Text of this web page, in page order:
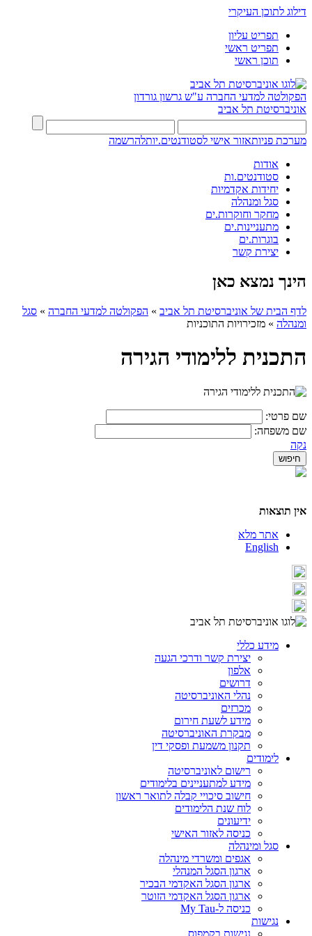
דילוג לתוכן העיקרי
תפריט עליון
תפריט ראשי
תוכן ראשי
הפקולטה למדעי החברה ע"ש גרשון גורדון
אוניברסיטת תל אביב
מערכת פניותאזור אישי לסטודנטים.יותלהרשמה
אודות
סטודנטים.ות
יחידות אקדמיות
סגל ומנהלה
מחקר וחוקרות.ים
מתעניינות.ים
בוגרות.ים
יצירת קשר
הינך נמצא כאן
לדף הבית של אוניברסיטת תל אביב » הפקולטה למדעי החברה » סגל
ומנהלה » מזכירויות התוכניות
התכנית ללימודי הגירה
שם פרטי:
שם משפחה:
נקה
אין תוצאות
אתר מלא
English
מידע כללי
יצירת קשר ודרכי הגעה
אלפון
דרושים
נהלי האוניברסיטה
מכרזים
מידע לשעת חירום
מבקרת האוניברסיטה
תקנון משמעת ופסקי דין
לימודים
רישום לאוניברסיטה
מידע למתעניינים בלימודים
חישוב סיכויי קבלה לתואר ראשון
לוח שנת הלימודים
ידיעונים
כניסה לאזור האישי
סגל ומינהלה
אגפים ומשרדי מינהלה
ארגון הסגל המנהלי
ארגון הסגל האקדמי הבכיר
ארגון הסגל האקדמי הזוטר
כניסה ל-My Tau
נגישות
נגישות בקמפוס